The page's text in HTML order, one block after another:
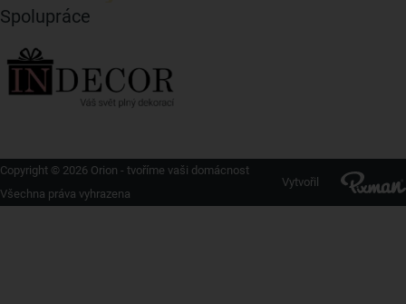
Spolupráce
Copyright © 2026 Orion - tvoříme vaši domácnost
Všechna práva vyhrazena
Vytvořil